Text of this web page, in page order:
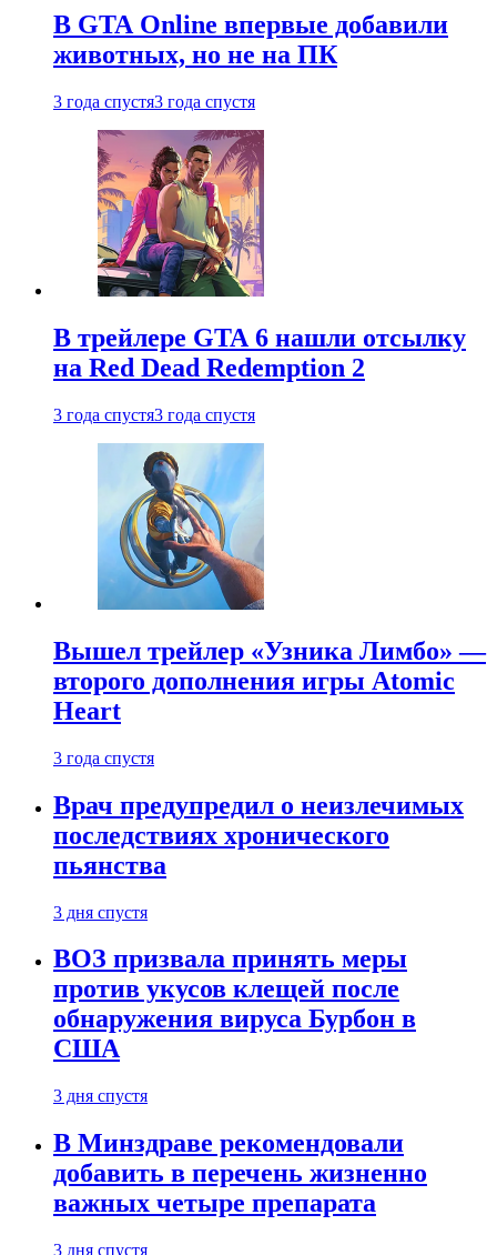
В GTA Online впервые добавили
животных, но не на ПК
3 года спустя3 года спустя
В трейлере GTA 6 нашли отсылку
на Red Dead Redemption 2
3 года спустя3 года спустя
Вышел трейлер «Узника Лимбо» —
второго дополнения игры Atomic
Heart
3 года спустя
Врач предупредил о неизлечимых
последствиях хронического
пьянства
3 дня спустя
ВОЗ призвала принять меры
против укусов клещей после
обнаружения вируса Бурбон в
США
3 дня спустя
В Минздраве рекомендовали
добавить в перечень жизненно
важных четыре препарата
3 дня спустя